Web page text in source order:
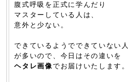
腹式呼吸を正式に学んだり
マスターしている人は、
意外と少ない。
できているようでできていない人
が多いので、今日はその違いを
ヘタレ画像でお届けいたします。